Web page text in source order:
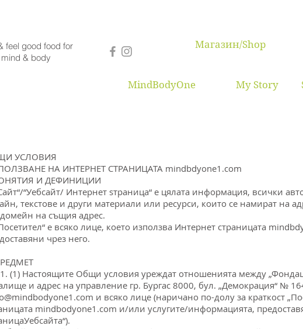
feel good food for
mind & body
Магазин/Shop
MindBodyOne My Story
УСЛОВИЯ
НА ИНТЕРНЕТ СТРАНИЦАТА mindbdyone1.com
И ДЕФИНИЦИИ
“Уебсайт/ Интернет sтраница“ е цялата информация, всички
текстове и други материали или ресурси, които се намират на
на същия адрес.
е всяко лице, което използва Интернет страницата
чрез него.
(1) Настоящите Общи условия уреждат отношенията между
и адрес на управление гр. Бургас 8000, бул. „Демокрация“ №
и всяко лице (наричано по-долу за краткост
mindbodyone1.com и/или услугите/информацията,